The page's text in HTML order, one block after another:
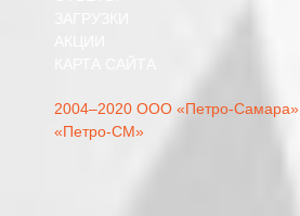
2004–2020 ООО «Петро-Самара»,
«Петро-СМ»